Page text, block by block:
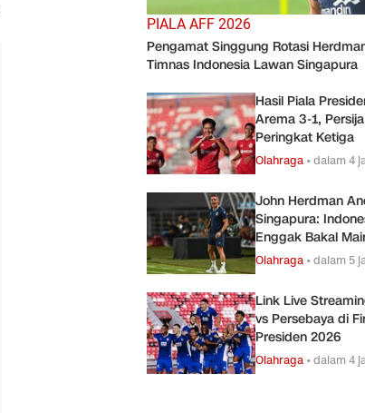
PIALA AFF 2026
Pengamat Singgung Rotasi
Timnas Indonesia Lawan Singapura
Hasil Piala
Arema 3-1,
Peringkat Ketiga
Olahraga •dalam 4
John Herdman
Singapura:
Enggak Bakal
Olahraga •dalam 5
Link Live
vs Persebaya di
Presiden 2026
Olahraga •dalam 4